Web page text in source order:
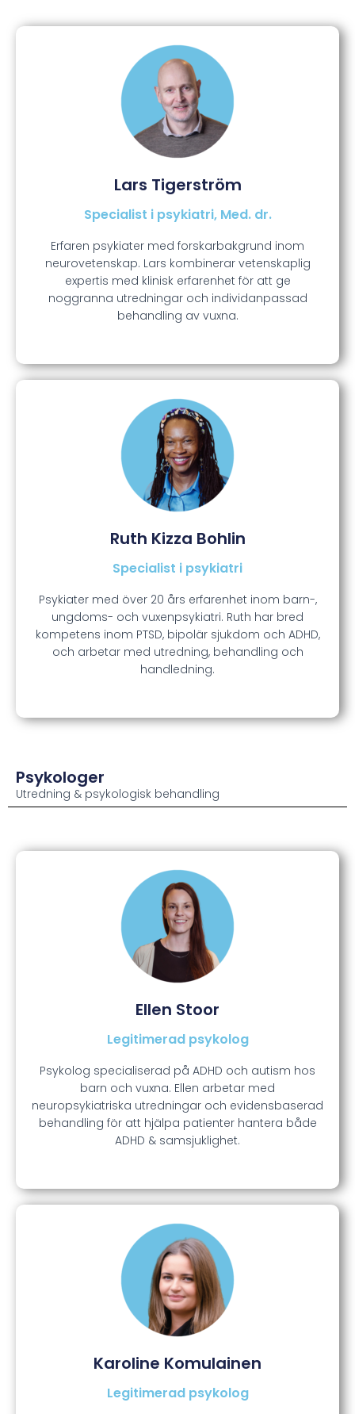
Lars Tigerström
Specialist i psykiatri, Med. dr.
Erfaren psykiater med forskarbakgrund inom
neurovetenskap. Lars kombinerar vetenskaplig
expertis med klinisk erfarenhet för att ge
noggranna utredningar och individanpassad
behandling av vuxna.
Ruth Kizza Bohlin
Specialist i psykiatri
Psykiater med över 20 års erfarenhet inom barn-,
ungdoms- och vuxenpsykiatri. Ruth har bred
kompetens inom PTSD, bipolär sjukdom och ADHD,
och arbetar med utredning, behandling och
handledning.
Psykologer
Utredning & psykologisk behandling
Ellen Stoor
Legitimerad psykolog
Psykolog specialiserad på ADHD och autism hos
barn och vuxna. Ellen arbetar med
neuropsykiatriska utredningar och evidensbaserad
behandling för att hjälpa patienter hantera både
ADHD & samsjuklighet.
Karoline Komulainen
Legitimerad psykolog